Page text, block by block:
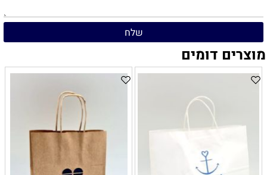
מוצרים דומים